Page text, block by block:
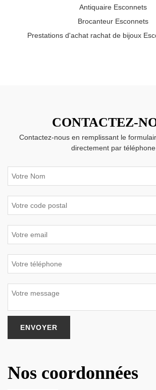
Antiquaire Esconnets
Brocanteur Esconnets
Prestations d'achat rachat de bijoux
CONTACTEZ-
Contactez-nous en remplissant le
directement par téléphone
Nos coordonnées